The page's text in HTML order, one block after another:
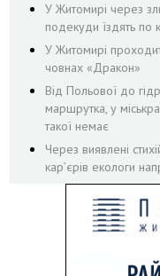
У Житомирі через
подекуди їздять по
У Житомирі
човнах «Дракон»
Від Польової до
маршрутка, у
такої немає
Через виявлені
кар’єрів екологи